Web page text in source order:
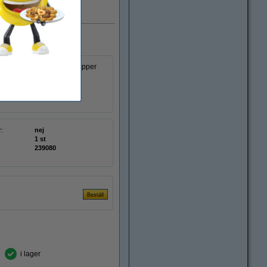
EU-lager
att skriva och rita på papper
nej
1 st
239080
i lager